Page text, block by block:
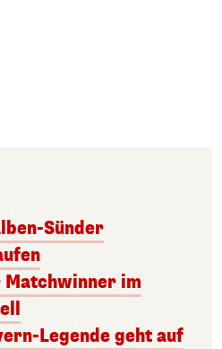
Sünder
Matchwinner im
Legende geht auf